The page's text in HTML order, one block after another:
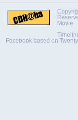
Movie
Facebook based on